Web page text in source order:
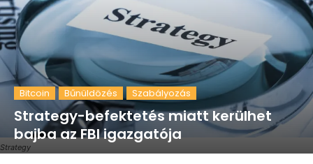
Strategy
Bitcoin Bűnüldözés Szabályozás
Strategy-befektetés miatt kerülhet
bajba az FBI igazgatója